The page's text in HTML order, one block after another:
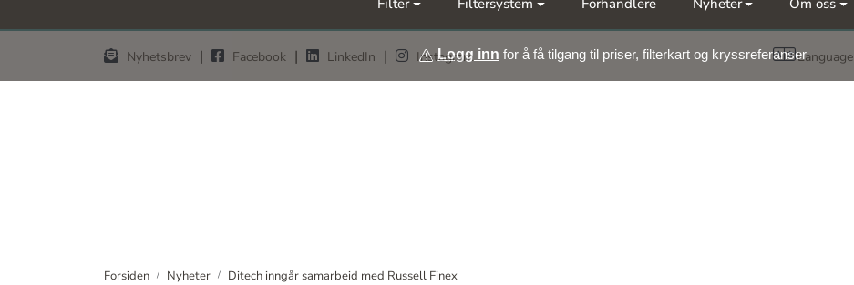
Møt oss på årets messer Nor-Fishing | OTD
Nyhetsbrev | Facebook | LinkedIn | Instagram Language
Filter Filtersystem Forhandlere Nyheter Om oss
Logg inn for å få tilgang til priser, filterkart og kryssreferanser
Forsiden Nyheter Ditech inngår samarbeid med Russell Finex